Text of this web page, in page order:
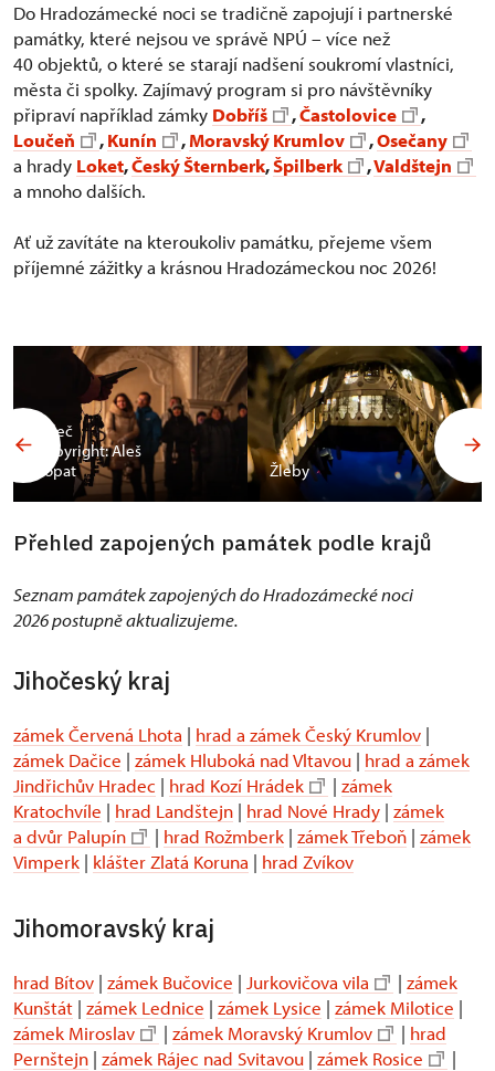
Do Hradozámecké noci se tradičně zapojují i partnerské
památky, které nejsou ve správě NPÚ – více než
40 objektů, o které se starají nadšení soukromí vlastníci,
města či spolky. Zajímavý program si pro návštěvníky
připraví například zámky Dobříš ,Častolovice
,
Loučeň
,Kunín ,Moravský Krumlov ,Osečany
a hrady Loket,Český Šternberk,Špilberk ,Valdštejn
a mnoho dalších.
Ať už zavítáte na kteroukoliv památku, přejeme všem
příjemné zážitky a krásnou Hradozámeckou noc 2026!
Valeč
Copyright: Aleš
Vopat
Žleby
Přehled zapojených památek podle krajů
Seznam památek zapojených do Hradozámecké noci
2026 postupně aktualizujeme.
Jihočeský kraj
zámek Červená Lhota | hrad a zámek Český Krumlov |
zámek Dačice | zámek Hluboká nad Vltavou | hrad a zámek
Jindřichův Hradec | hrad Kozí Hrádek | zámek
Kratochvíle | hrad Landštejn | hrad Nové Hrady | zámek
a dvůr Palupín
| hrad Rožmberk | zámek Třeboň | zámek
Vimperk | klášter Zlatá Koruna | hrad Zvíkov
Jihomoravský kraj
hrad Bítov | zámek Bučovice | Jurkovičova vila | zámek
Kunštát | zámek Lednice | zámek Lysice | zámek Milotice |
zámek Miroslav
| zámek Moravský Krumlov | hrad
Pernštejn | zámek Rájec nad Svitavou | zámek Rosice |